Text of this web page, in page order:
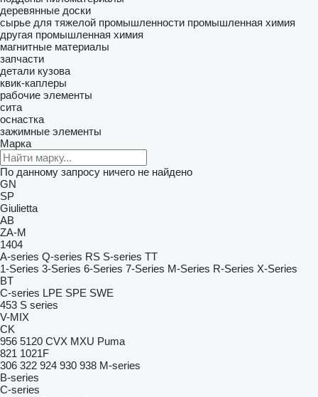
деревянные доски
сырье для тяжелой промышленности промышленная химия
другая промышленная химия
магнитные материалы
запчасти
детали кузова
квик-каплеры
рабочие элементы
сита
оснастка
зажимные элементы
Марка
По данному запросу ничего не найдено
GN
SP
Giulietta
AB
ZA-M
1404
A-series Q-series RS S-series TT
1-Series 3-Series 6-Series 7-Series M-Series R-Series X-Series
BT
C-series LPE SPE SWE
453 S series
V-MIX
CK
956 5120 CVX MXU Puma
821 1021F
306 322 924 930 938 M-series
B-series
C-series